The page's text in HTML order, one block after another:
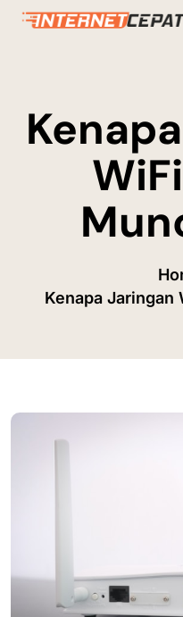
Kenapa Jaringan